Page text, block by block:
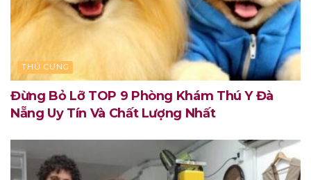
THÚ CƯNG
Đừng Bỏ Lỡ TOP 9 Phòng Khám Thú Y Đà
Nẵng Uy Tín Và Chất Lượng Nhất